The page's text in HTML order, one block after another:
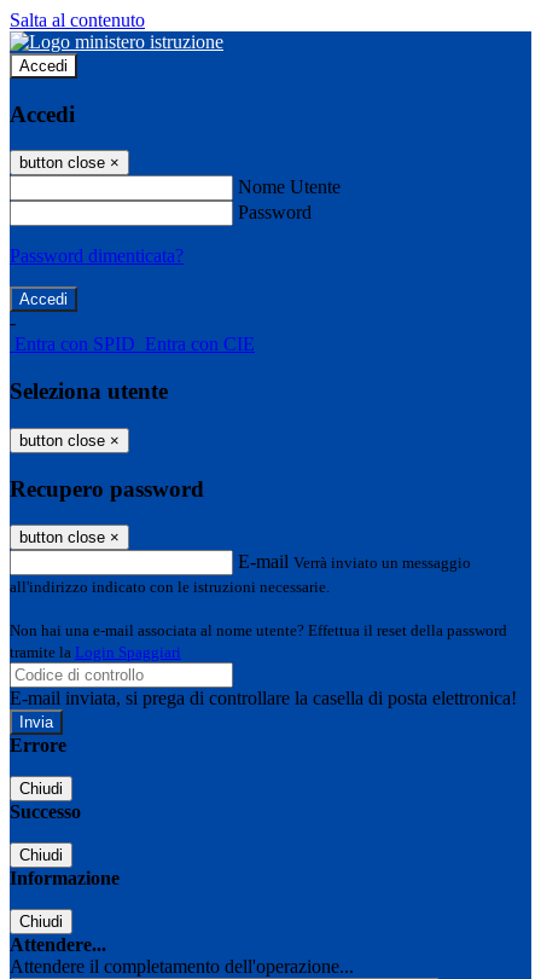
Salta al contenuto
Accedi
Accedi
button close ×
Nome Utente
Password
Password dimenticata?
-
Entra con SPID Entra con CIE
Seleziona utente
button close ×
Recupero password
button close ×
E-mail Verrà inviato un messaggio
all'indirizzo indicato con le istruzioni necessarie.
Non hai una e-mail associata al nome utente? Effettua il reset della password
tramite la Login Spaggiari
E-mail inviata, si prega di controllare la casella di posta elettronica!
Errore
Chiudi
Successo
Chiudi
Informazione
Chiudi
Attendere...
Attendere il completamento dell'operazione...